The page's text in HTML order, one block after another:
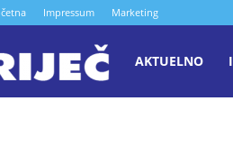
Impressum Marketing
NašaAKTUELNO